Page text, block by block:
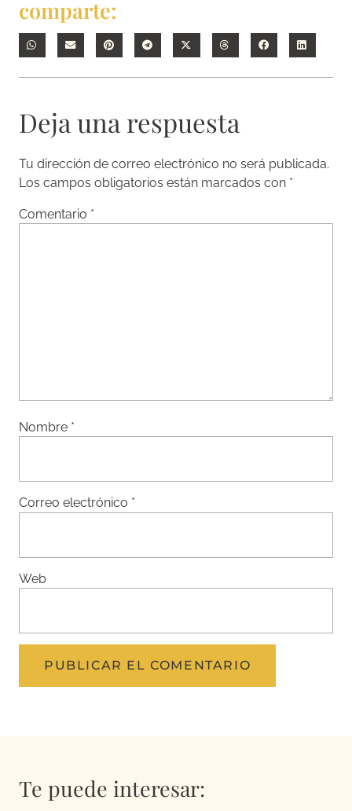
comparte:
Deja una respuesta
Tu dirección de correo electrónico no será publicada.
Los campos obligatorios están marcados con *
Comentario *
Nombre *
Correo electrónico *
Web
Te puede interesar: